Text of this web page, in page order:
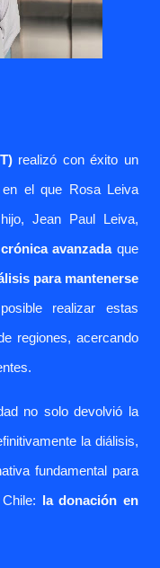
realizó con éxito un
el que Rosa Leiva
Jean Paul Leiva,
avanzadaque
lisis para mantenerse
realizar estas
regiones, acercando
no solo devolvió la
la diálisis,
fundamental para
la donación en